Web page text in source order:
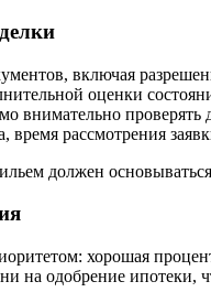
включая
оценки
внимательно проверять
время рассмотрения
должен
хорошая
на одобрение ипотеки,